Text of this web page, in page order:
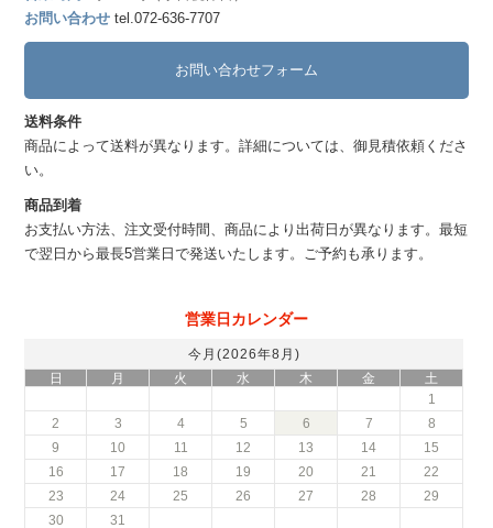
お問い合わせ tel.072-636-7707
お問い合わせフォーム
送料条件
商品によって送料が異なります。詳細については、御見積依頼くださ
い。
商品到着
お支払い方法、注文受付時間、商品により出荷日が異なります。最短
で翌日から最長5営業日で発送いたします。ご予約も承ります。
営業日カレンダー
今月(2026年8月)
日
月 火 水 木 金
土
1
2
3 4 5 6 7
8
9
10 11 12 13 14
15
16
17 18 19 20 21
22
23
24 25 26 27 28
29
30
31